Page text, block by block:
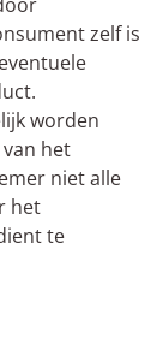
zelf is
worden
het
niet alle
het
te